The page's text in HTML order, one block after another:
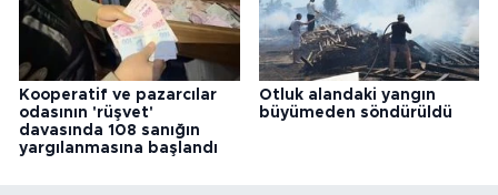
Kooperatif ve pazarcılar
odasının 'rüşvet'
davasında 108 sanığın
yargılanmasına başlandı
Otluk alandaki yangın
büyümeden söndürüldü